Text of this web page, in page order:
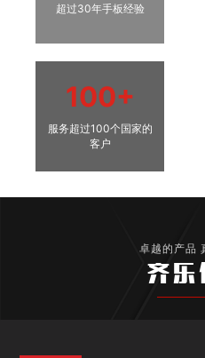
超过30年手板经验
100+
服务超过100个国家的
客户
卓越的产品
齐乐